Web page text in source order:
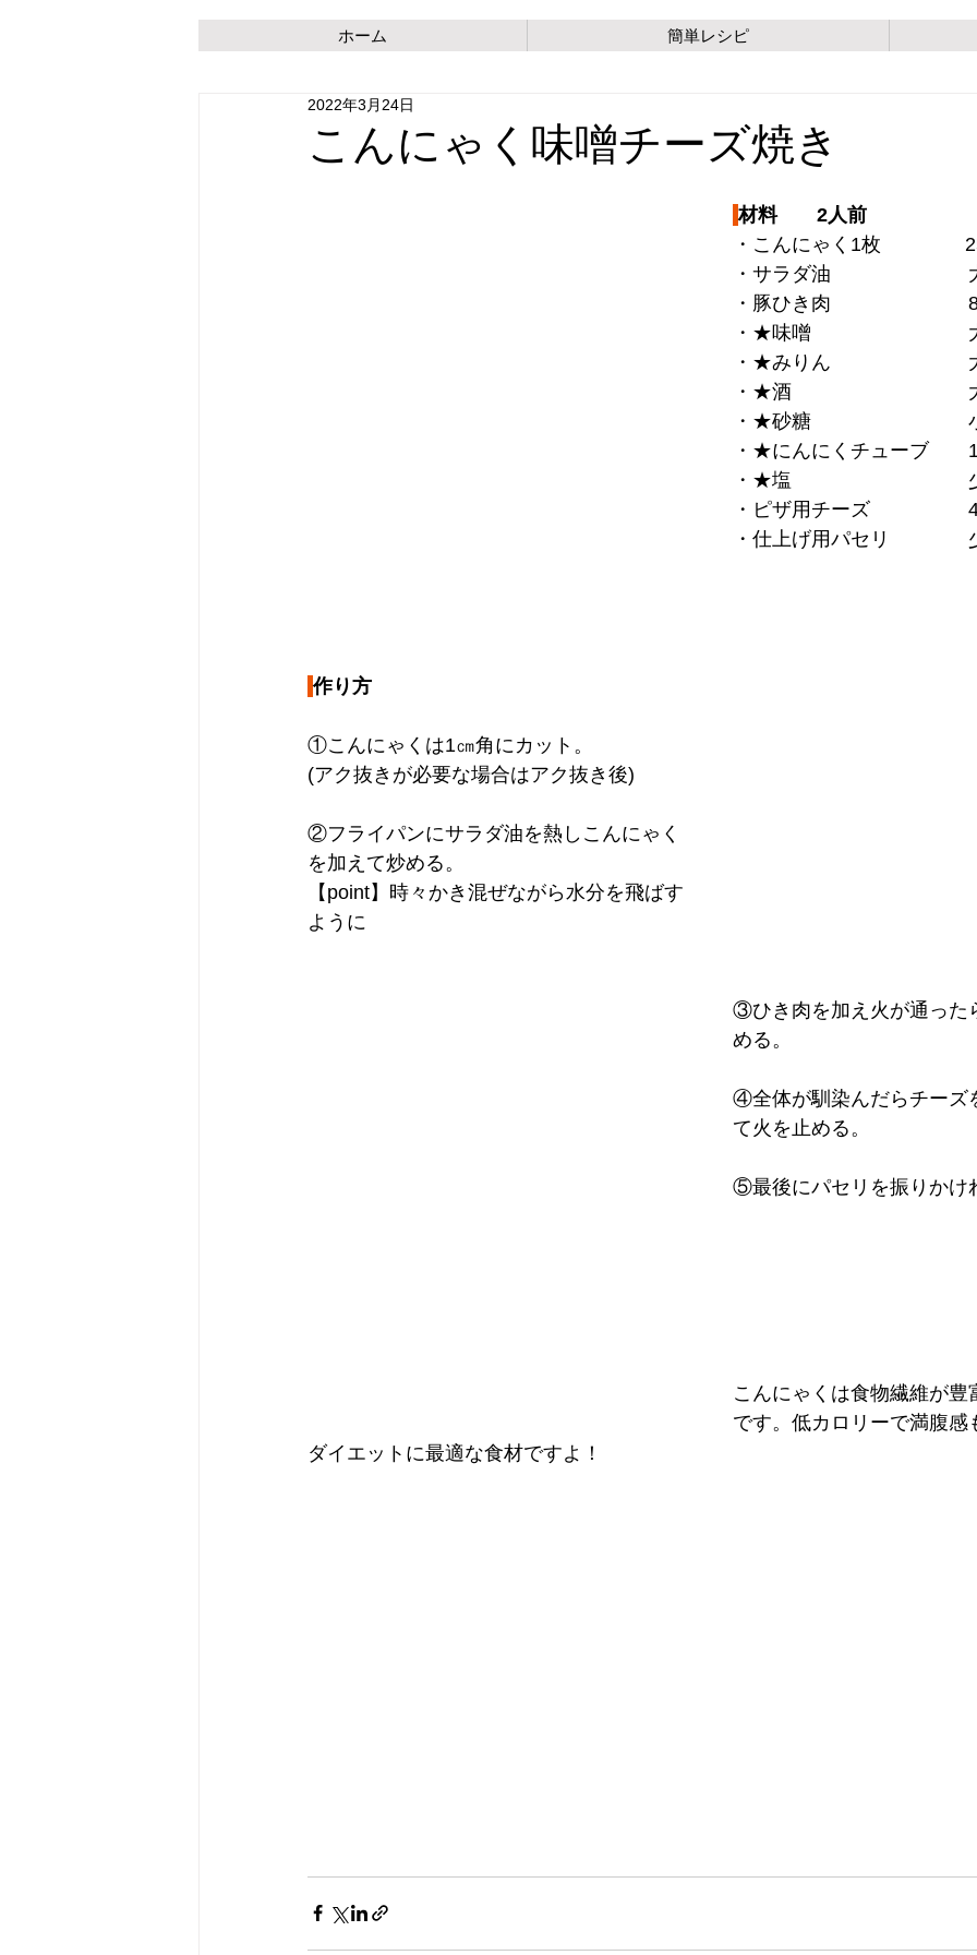
ホーム 簡単レシピ
こんにゃく味噌チーズ焼き
2022年3月24日
材料　　2人前
・こんにゃく1枚　　　　
・サラダ油　　　　　　　
・豚ひき肉　　　　　　　
・★味噌　　　　　　　　
・★みりん　　　　　　　
・★酒　　　　　　　　　
・★砂糖　　　　　　　　
・★にんにくチューブ　　
・★塩　　　　　　　　
・ピザ用チーズ　　　　　
・仕上げ用パセリ　　　　
作り方
①こんにゃくは1㎝角にカット。
(アク抜きが必要な場合はアク抜き後)
②フライパンにサラダ油を熱しこんにゃく
を加えて炒める。
【point】時々かき混ぜながら水分を飛ばす
ように
③ひき肉を加え火が通っ
める。
④全体が馴染んだらチーズ
て火を止める。
⑤最後にパセリを振りかけ
こんにゃくは食物繊維が豊
です。低カロリーで満腹感
ダイエットに最適な食材ですよ！